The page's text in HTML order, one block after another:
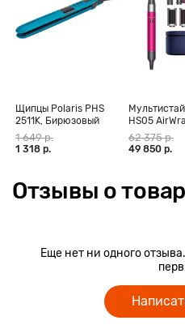
Щипцы Polaris PHS
2511K, Бирюзовый
1 649 р.
1 318 р.
HS05
Complete
фуксия (CN)
62 375 р.
49 850 р.
Отзывы о
Еще нет ни одного